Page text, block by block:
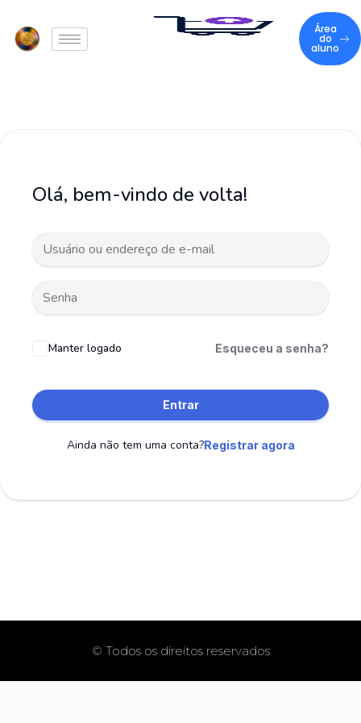
Área
do
aluno
Olá, bem-vindo de volta!
Manter logado Esqueceu a senha?
Entrar
Ainda não tem uma conta?Registrar agora
© Todos os direitos reservados